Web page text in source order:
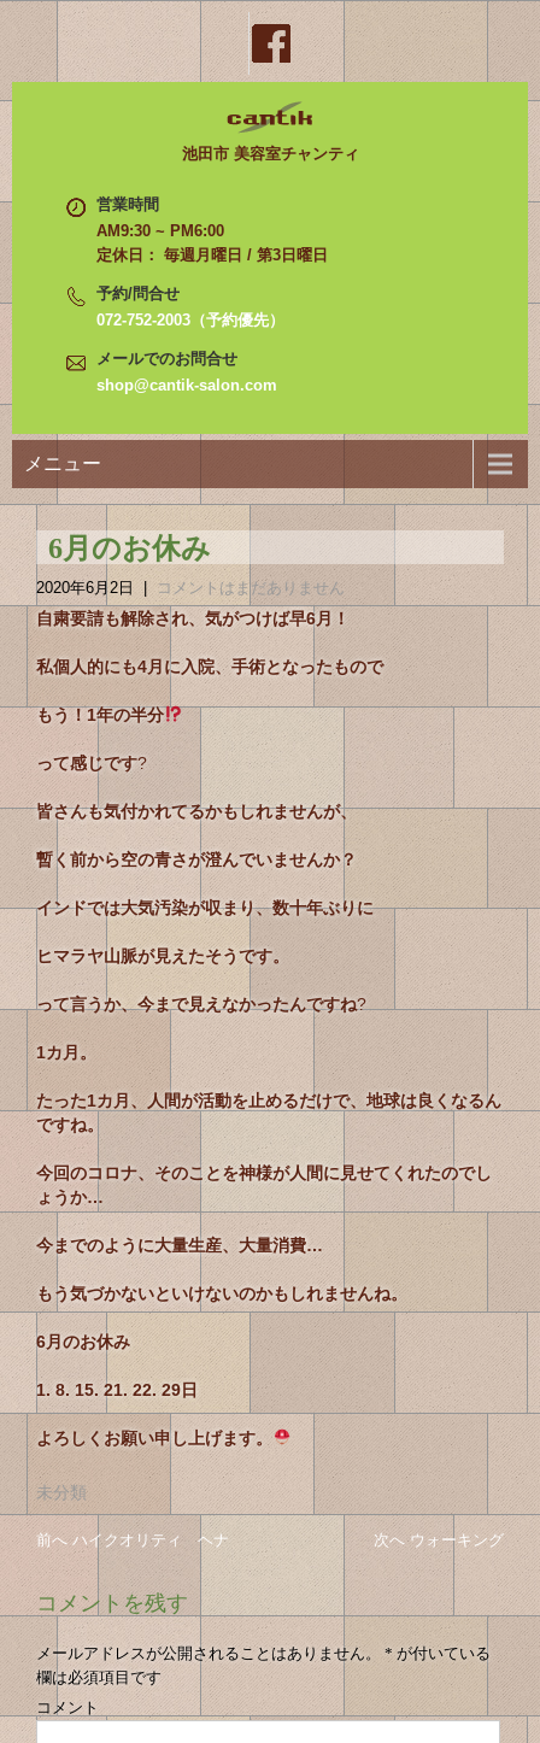
池田市 美容室チャンティ
営業時間
AM9:30 ~ PM6:00
定休日： 毎週月曜日 / 第3日曜日
予約/問合せ
072-752-2003（予約優先）
メールでのお問合せ
shop@cantik-salon.com
メニュー
6月のお休み
2020年6月2日 | コメントはまだありません
自粛要請も解除され、気がつけば早6月！
私個人的にも4月に入院、手術となったもので
もう！1年の半分
って感じです?
皆さんも気付かれてるかもしれませんが、
暫く前から空の青さが澄んでいませんか？
インドでは大気汚染が収まり、数十年ぶりに
ヒマラヤ山脈が見えたそうです。
って言うか、今まで見えなかったんですね?
1カ月。
たった1カ月、人間が活動を止めるだけで、地球は良くなるん
ですね。
今回のコロナ、そのことを神様が人間に見せてくれたのでし
ょうか…
今までのように大量生産、大量消費…
もう気づかないといけないのかもしれませんね。
6月のお休み
1. 8. 15. 21. 22. 29日
よろしくお願い申し上げます。
未分類
投
稿
の
ナ
ビ
ゲ
投
稿
ナ
ビ
ゲ
ー
シ
ョ
前へ 前
投
稿
へ
ハイクオリティ ヘナ 次へ 次
の
投
稿
へ
ウォーキング
コメントを残す
メールアドレスが公開されることはありません。 * が付いている
欄は必須項目です
コメント